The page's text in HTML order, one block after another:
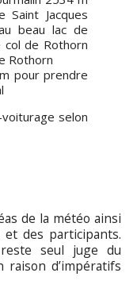
Saint Jacques
beau lac de
col de Rothorn
Rothorn
pour prendre
selon
de la météo ainsi
et des participants.
seul juge du
raison d’impératifs